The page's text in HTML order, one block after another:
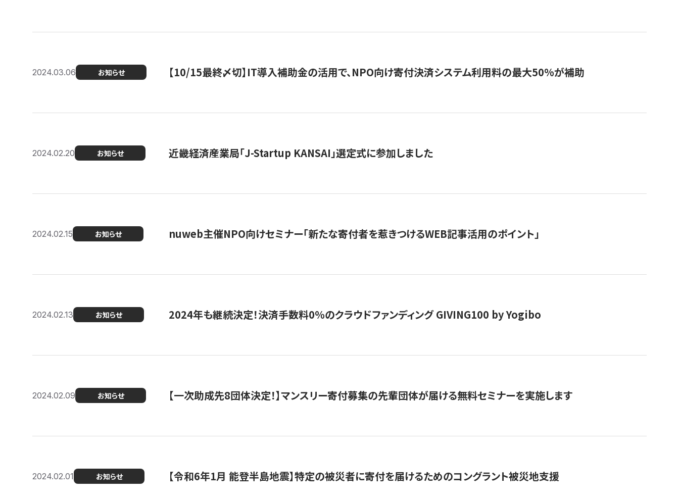
2024.03.06 お知らせ 【10/15最終〆切】IT導入補助金の活用で、NPO向け寄付決済システム利用料の最大50%が補助
2024.02.20 お知らせ 近畿経済産業局「J-Startup KANSAI」選定式に参加しました
2024.02.15 お知らせ nuweb主催NPO向けセミナー「新たな寄付者を惹きつけるWEB記事活用のポイント」
2024.02.13 お知らせ 2024年も継続決定！決済手数料0％のクラウドファンディング GIVING100 by Yogibo
2024.02.09 お知らせ 【一次助成先8団体決定！】マンスリー寄付募集の先輩団体が届ける無料セミナーを実施します
2024.02.01 お知らせ 【令和6年1月 能登半島地震】特定の被災者に寄付を届けるためのコングラント被災地支援